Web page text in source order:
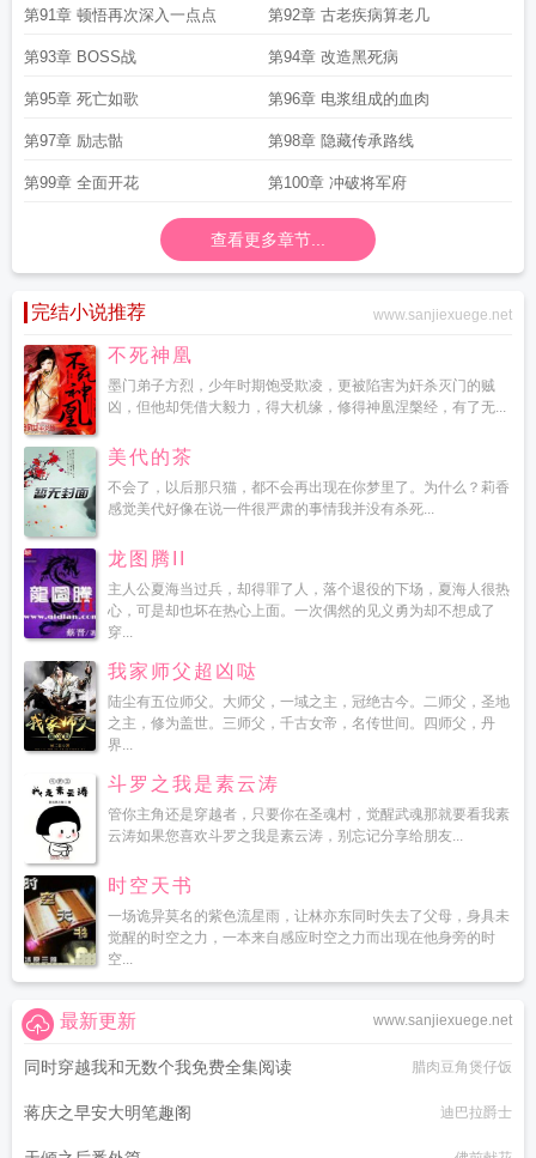
第91章 顿悟再次深入一点点 第92章 古老疾病算老几
第93章 BOSS战 第94章 改造黑死病
第95章 死亡如歌 第96章 电浆组成的血肉
第97章 励志骷 第98章 隐藏传承路线
第99章 全面开花 第100章 冲破将军府
查看更多章节...
完结小说推荐 www.sanjiexuege.net
不死神凰
墨门弟子方烈，少年时期饱受欺凌，更被陷害为奸杀灭门的贼
凶，但他却凭借大毅力，得大机缘，修得神凰涅槃经，有了无...
美代的茶
不会了，以后那只猫，都不会再出现在你梦里了。为什么？莉香
感觉美代好像在说一件很严肃的事情我并没有杀死...
龙图腾II
主人公夏海当过兵，却得罪了人，落个退役的下场，夏海人很热
心，可是却也坏在热心上面。一次偶然的见义勇为却不想成了
穿...
我家师父超凶哒
陆尘有五位师父。大师父，一域之主，冠绝古今。二师父，圣地
之主，修为盖世。三师父，千古女帝，名传世间。四师父，丹
界...
斗罗之我是素云涛
管你主角还是穿越者，只要你在圣魂村，觉醒武魂那就要看我素
云涛如果您喜欢斗罗之我是素云涛，别忘记分享给朋友...
时空天书
一场诡异莫名的紫色流星雨，让林亦东同时失去了父母，身具未
觉醒的时空之力，一本来自感应时空之力而出现在他身旁的时
空...
www.sanjiexuege.net
最新更新
同时穿越我和无数个我免费全集阅读 腊肉豆角煲仔饭
蒋庆之早安大明笔趣阁 迪巴拉爵士